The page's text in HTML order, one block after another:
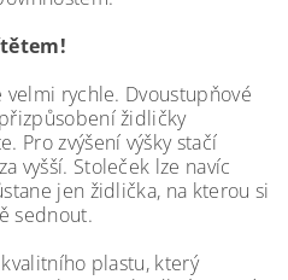
rychle. Dvoustupňové
židličky
Pro zvýšení výšky stačí
vyšší. Stoleček lze navíc
jen židlička, na kterou si
sednout.
plastu, který